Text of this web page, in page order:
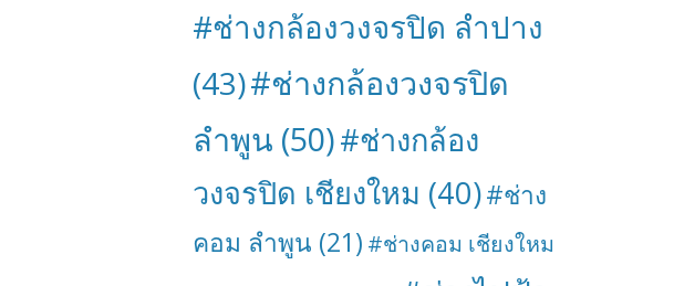
#ช่างกล้องวงจรปิด ลำปาง
(43)#ช่างกล้องวงจรปิด
ลำพูน (50)#ช่างกล้อง
วงจรปิด เชียงใหม (40)#ช่าง
คอม ลำพูน (21) #ช่างคอม เชียงใหม